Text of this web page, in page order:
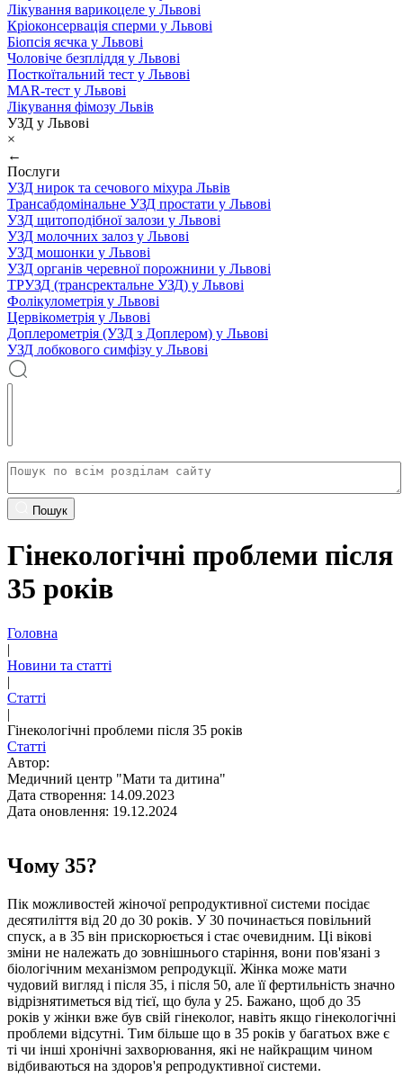
Лікування варикоцеле у Львові
Кріоконсервація сперми у Львові
Біопсія яєчка у Львові
Чоловіче безпліддя у Львові
Посткоїтальний тест у Львові
MAR-тест у Львові
Лікування фімозу Львів
УЗД у Львові
×
←
Послуги
УЗД нирок та сечового міхура Львів
Трансабдомінальне УЗД простати у Львові
УЗД щитоподібної залози у Львові
УЗД молочних залоз у Львові
УЗД мошонки у Львові
УЗД органів черевної порожнини у Львові
ТРУЗД (трансректальне УЗД) у Львові
Фолікулометрія у Львові
Цервікометрія у Львові
Доплерометрія (УЗД з Доплером) у Львові
УЗД лобкового симфізу у Львові
Пошук
Гінекологічні проблеми після
35 років
Головна
|
Новини та статті
|
Статті
|
Гінекологічні проблеми після 35 років
Статті
Автор:
Медичний центр "Мати та дитина"
Дата створення: 14.09.2023
Дата оновлення: 19.12.2024
Чому 35?
Пік можливостей жіночої репродуктивної системи посідає
десятиліття від 20 до 30 років. У 30 починається повільний
спуск, а в 35 він прискорюється і стає очевидним. Ці вікові
зміни не належать до зовнішнього старіння, вони пов'язані з
біологічним механізмом репродукції. Жінка може мати
чудовий вигляд і після 35, і після 50, але її фертильність значно
відрізнятиметься від тієї, що була у 25. Бажано, щоб до 35
років у жінки вже був свій гінеколог, навіть якщо гінекологічні
проблеми відсутні. Тим більше що в 35 років у багатьох вже є
ті чи інші хронічні захворювання, які не найкращим чином
відбиваються на здоров'я репродуктивної системи.